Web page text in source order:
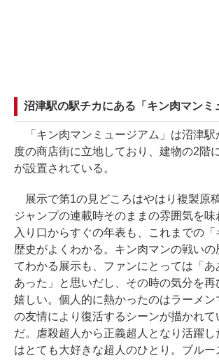
沼津駅の駅チカにある「キン肉マンミ
「キン肉マンミュージアム」は沼津駅
度の商店街に立地しており、建物の2階
が設置されている。
展示で第1の見どころはやはり複製原
ジャンプの連載時そのままの雰囲気を味
入り口からすぐの年表も、これまでの
歴史がよくわかる。キン肉マンの戦いの
てわかる展示も、ファンにとっては「
あった」と思いだし、その時の気分を
嬉しい。個人的に熱かったのはラーメン
の友情により復活するシーンが描かれて
だ。虐殺超人から正義超人となり活躍し
はとても大好きな超人のひとり。ブル